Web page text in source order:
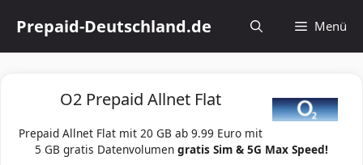
Inhalt
springen
Prepaid-Deutschland.de Menü
O2 Prepaid Allnet Flat
Prepaid Allnet Flat mit 20 GB ab 9.99 Euro mit
5 GB gratis Datenvolumen gratis Sim & 5G Max Speed!